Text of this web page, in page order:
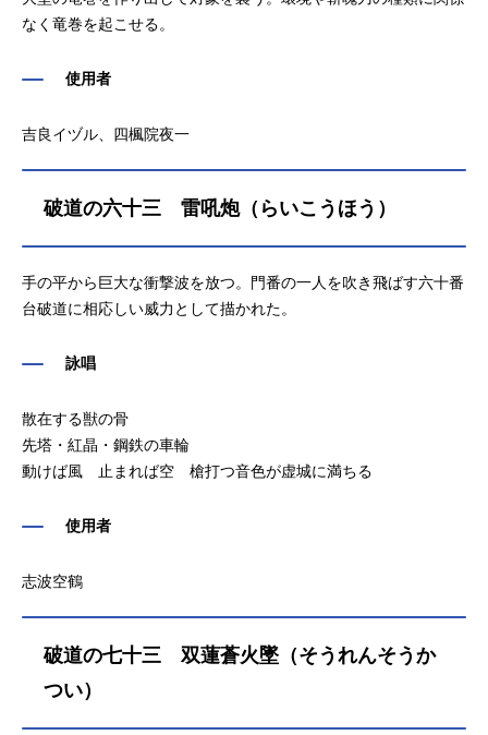
なく竜巻を起こせる。
使用者
吉良イヅル、四楓院夜一
破道の六十三 雷吼炮（らいこうほう）
手の平から巨大な衝撃波を放つ。門番の一人を吹き飛ばす六十番
台破道に相応しい威力として描かれた。
詠唱
散在する獣の骨
先塔・紅晶・鋼鉄の車輪
動けば風 止まれば空 槍打つ音色が虚城に満ちる
使用者
志波空鶴
破道の七十三 双蓮蒼火墜（そうれんそうか
つい）